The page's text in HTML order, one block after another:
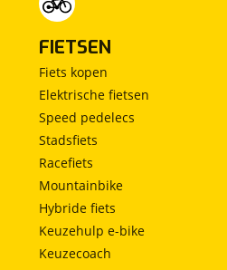
FIETSEN
Fiets kopen
Elektrische fietsen
Speed pedelecs
Stadsfiets
Racefiets
Mountainbike
Hybride fiets
Keuzehulp e-bike
Keuzecoach